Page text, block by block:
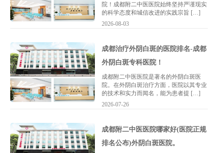
院！成都附二中医医院始终坚持严谨现实
的科学态度和城信改进的实践宗旨 […]
2026-08-03
成都治疗外阴白斑的医院排名-成都
外阴白斑专科医院！
成都附二中医医院是著名的外阴白斑医
院。在外阴白斑治疗方面，医院以其专业
的技术和实力而闻名，能为患者提 […]
2026-07-26
成都附二中医医院哪家好(医院正规
排名公布)外阴白斑医院。